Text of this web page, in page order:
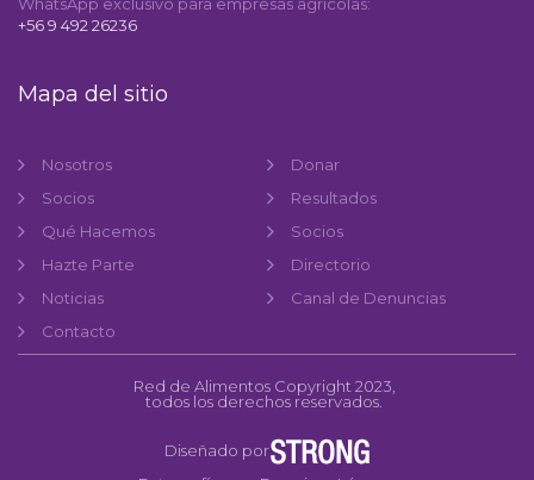
+56 9 492 26236
Mapa del sitio
Nosotros
Socios
Qué Hacemos
Hazte Parte
Noticias
Contacto
Donar
Resultados
Socios
Directorio
Canal de Denuncias
Red de Alimentos Copyright 2023,
todos los derechos reservados.
Diseñado por